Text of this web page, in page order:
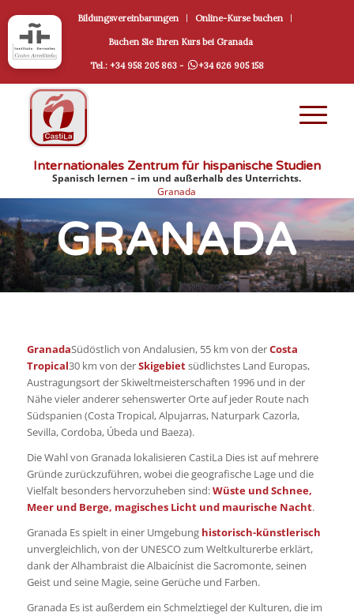
Bildungsvereinbarungen Online-Kurse buchen
Buchen Sie Ihren Kurs bei Granada
Tel.: +34 958 205 863 - +34 626 905 158
Internationales Zentrum für hispanische Studien
Spanisch lernen – im und außerhalb des Unterrichts.
Granada
GRANADA
GranadaSüdöstlich von Andalusien, 55 km von derCosta
Tropical30 km von derSkigebietsüdlichstes Land Europas,
Austragungsort der Skiweltmeisterschaften 1996 und in der
Nähe vieler anderer sehenswerter Orte auf jeder Route nach
Südspanien (Costa Tropical, Alpujarras, Naturpark Cazorla,
Sevilla, Cordoba, Úbeda und Baeza).
Die Wahl von Granada lokalisieren CastiLa Dies ist auf mehrere
Gründe zurückzuführen, wobei die geografische Lage und die
Vielfalt besonders hervorzuheben sind:Wüste und Schnee,
Meer und Berge, magisches Licht und maurische Nacht.
Granada Es spielt in einer Umgebung historisch-künstlerisch
unvergleichlich, von der UNESCO zum Weltkulturerbe erklärt,
dank der Alhambraist die Albaicínist die Sacromonte, seinen
Geist und seine Magie, seine Gerüche und Farben.
Granada Es ist außerdem ein Schmelztiegel der Kulturen, die im